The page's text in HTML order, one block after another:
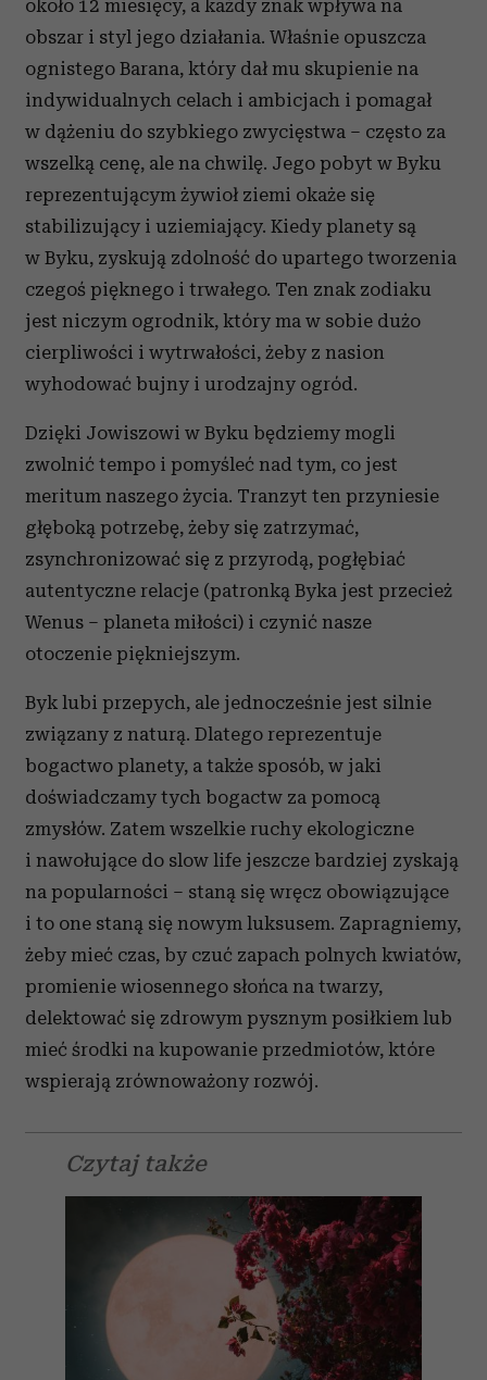
około 12 miesięcy, a każdy znak wpływa na
obszar i styl jego działania. Właśnie opuszcza
ognistego Barana, który dał mu skupienie na
indywidualnych celach i ambicjach i pomagał
w dążeniu do szybkiego zwycięstwa – często za
wszelką cenę, ale na chwilę. Jego pobyt w Byku
reprezentującym żywioł ziemi okaże się
stabilizujący i uziemiający. Kiedy planety są
w Byku, zyskują zdolność do upartego tworzenia
czegoś pięknego i trwałego. Ten znak zodiaku
jest niczym ogrodnik, który ma w sobie dużo
cierpliwości i wytrwałości, żeby z nasion
wyhodować bujny i urodzajny ogród.
Dzięki Jowiszowi w Byku będziemy mogli
zwolnić tempo i pomyśleć nad tym, co jest
meritum naszego życia. Tranzyt ten przyniesie
głęboką potrzebę, żeby się zatrzymać,
zsynchronizować się z przyrodą, pogłębiać
autentyczne relacje (patronką Byka jest przecież
Wenus – planeta miłości) i czynić nasze
otoczenie piękniejszym.
Byk lubi przepych, ale jednocześnie jest silnie
związany z naturą. Dlatego reprezentuje
bogactwo planety, a także sposób, w jaki
doświadczamy tych bogactw za pomocą
zmysłów. Zatem wszelkie ruchy ekologiczne
i nawołujące do slow life jeszcze bardziej zyskają
na popularności – staną się wręcz obowiązujące
i to one staną się nowym luksusem. Zapragniemy,
żeby mieć czas, by czuć zapach polnych kwiatów,
promienie wiosennego słońca na twarzy,
delektować się zdrowym pysznym posiłkiem lub
mieć środki na kupowanie przedmiotów, które
wspierają zrównoważony rozwój.
Czytaj także